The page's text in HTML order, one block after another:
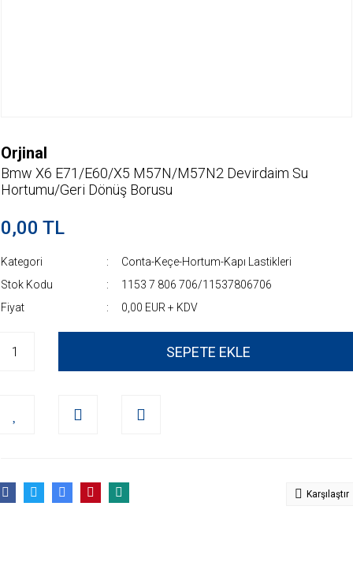
Orjinal
Bmw X6 E71/E60/X5 M57N/M57N2 Devirdaim Su
Hortumu/Geri Dönüş Borusu
0,00 TL
Kategori
Conta-Keçe-Hortum-Kapı Lastikleri
Stok Kodu
1153 7 806 706/11537806706
Fiyat
0,00 EUR + KDV
SEPETE EKLE
Karşılaştır